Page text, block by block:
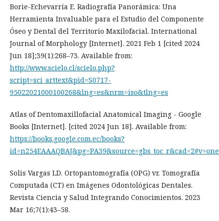
Borie-Echevarría E. Radiografía Panorámica: Una
Herramienta Invaluable para el Estudio del Componente
Óseo y Dental del Territorio Maxilofacial. International
Journal of Morphology [Internet]. 2021 Feb 1 [cited 2024
Jun 18];39(1):268–73. Available from:
http://www.scielo.cl/scielo.php?
script=sci_arttext&pid=S0717-
95022021000100268&lng=es&nrm=iso&tlng=es
Atlas of Dentomaxillofacial Anatomical Imaging - Google
Books [Internet]. [cited 2024 Jun 18]. Available from:
https://books.google.com.ec/books?
Solis Vargas LD. Ortopantomografía (OPG) vr. Tomografía
Computada (CT) en Imágenes Odontológicas Dentales.
Revista Ciencia y Salud Integrando Conocimientos. 2023
Mar 16;7(1):43–58.